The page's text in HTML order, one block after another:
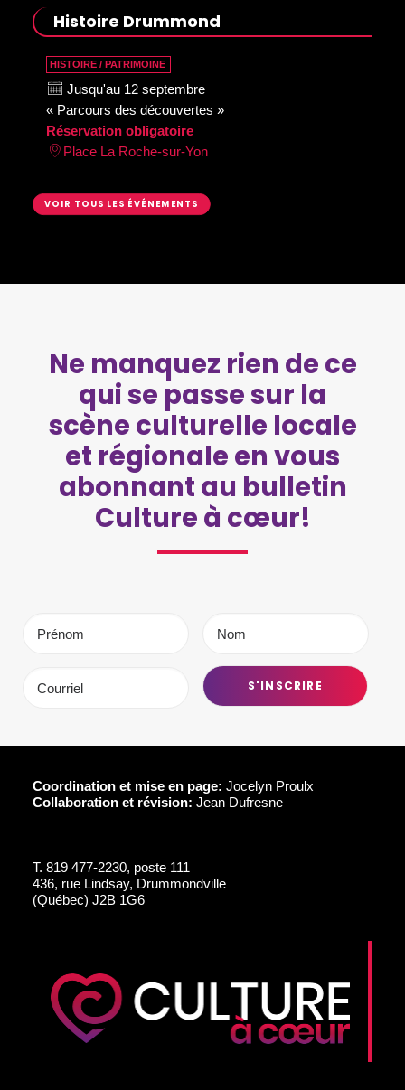
Histoire Drummond
HISTOIRE / PATRIMOINE
Jusqu'au 12 septembre
« Parcours des découvertes »
Réservation obligatoire
Place La Roche-sur-Yon
VOIR TOUS LES ÉVÉNEMENTS
Ne manquez rien de ce
qui se passe sur la
scène culturelle locale
et régionale en vous
abonnant au bulletin
Culture à cœur!
Coordination et mise en page: Jocelyn Proulx
Collaboration et révision: Jean Dufresne
T. 819 477-2230, poste 111
436, rue Lindsay, Drummondville
(Québec) J2B 1G6